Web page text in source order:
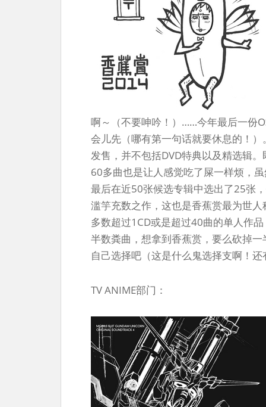
啊～（不要呻吟！）……今年最后一份
会儿先（哪有第一句话就要休息的！
发售，并不包括DVD特典以及精选辑
60多曲也是让人感觉吃了屎一样烦，
最后在近50张候选专辑中选出了25张
滥竽充数之作，这也是香蕉赏最为世
多数超过1CD或是超过40曲的单人作
半数粪曲，想拿到香蕉赏，要么砍掉
自己选择吧（这是什么鬼选择支啊！
TV ANIME部门：